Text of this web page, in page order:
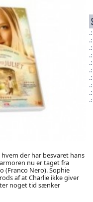
der har besvaret hans
nu er taget fra
(Franco Nero). Sophie
af at Charlie ikke giver
noget tid sænker